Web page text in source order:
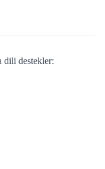
dili destekler: